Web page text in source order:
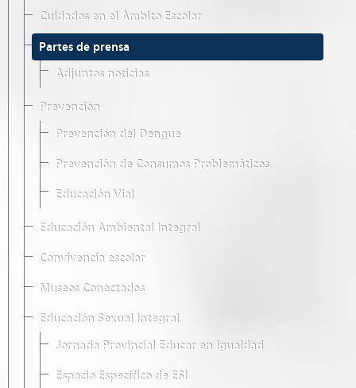
Cuidados en el Ámbito Escolar
Partes de prensa
Adjuntos noticias
Prevención
Prevención del Dengue
Prevención de Consumos Problemáticos
Educación Vial
Educación Ambiental Integral
Convivencia escolar
Museos Conectados
Educación Sexual Integral
Jornada Provincial Educar en Igualdad
Espacio Específico de ESI